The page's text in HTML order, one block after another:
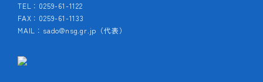
TEL：0259-61-1122
FAX：0259-61-1133
MAIL：sado@nsg.gr.jp（代表）